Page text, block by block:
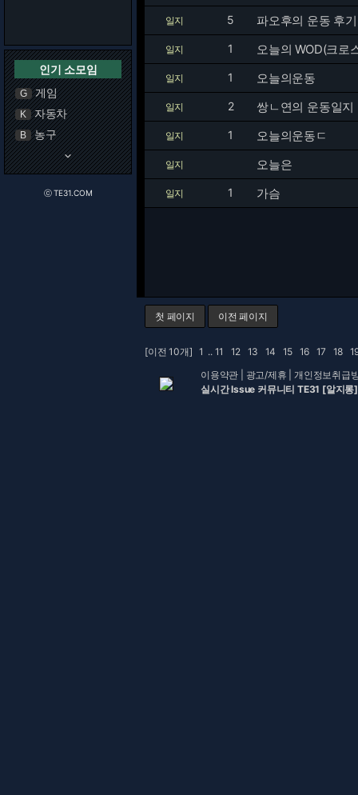
인기 소모임
G 게임
K 자동차
B 농구
keyboard_arrow_down
ⓒ TE31.COM
일지 5 파오후의 운동 후기
일지 1 오늘의 WOD(크로
일지 1 오늘의운동
일지 2 쌍ㄴ연의 운동일지
일지 1 오늘의운동ㄷ
일지 오늘은
일지 1 가슴
첫 페이지 이전 페이지
[이전 10개] 1 ..11 12 13 14 15 16 17 18
이용약관
광고/제휴 |개인정보취급
실시간 Issue 커뮤니티 TE31 [알지